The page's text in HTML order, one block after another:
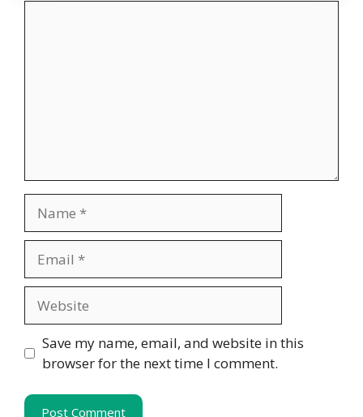
Save my name, email, and website in this
browser for the next time I comment.